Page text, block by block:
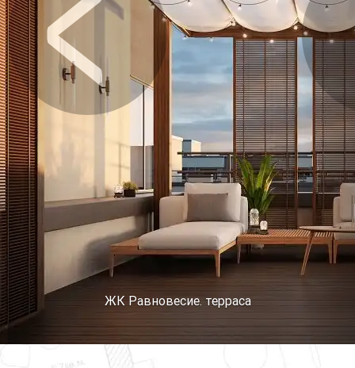
ЖК Равновесие. терраса
Предыдущее